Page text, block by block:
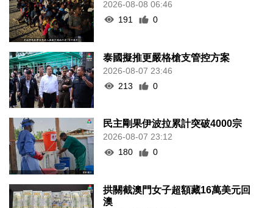
2026-08-08 06:46
191
0
泰國擬推更嚴格槍支管控方案
2026-08-07 23:46
213
0
民主剛果伊波拉累計突破4000宗
2026-08-07 23:12
180
0
拱關截澳門女子超額藏16萬美元回
澳